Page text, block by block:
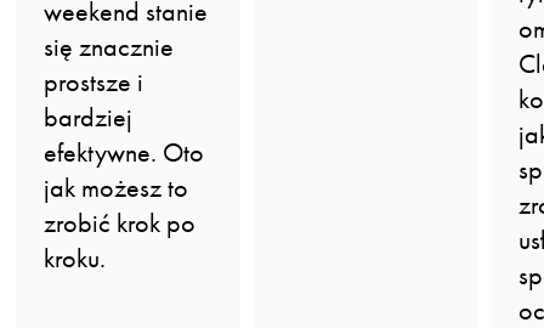
weekend stanie
się znacznie
prostsze i
bardziej
efektywne. Oto
jak możesz to
zrobić krok po
kroku.